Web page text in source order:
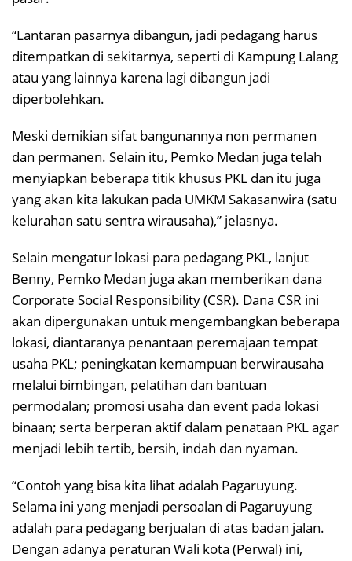
“Lantaran pasarnya dibangun, jadi pedagang harus
ditempatkan di sekitarnya, seperti di Kampung Lalang
atau yang lainnya karena lagi dibangun jadi
diperbolehkan.
Meski demikian sifat bangunannya non permanen
dan permanen. Selain itu, Pemko Medan juga telah
menyiapkan beberapa titik khusus PKL dan itu juga
yang akan kita lakukan pada UMKM Sakasanwira (satu
kelurahan satu sentra wirausaha),” jelasnya.
Selain mengatur lokasi para pedagang PKL, lanjut
Benny, Pemko Medan juga akan memberikan dana
Corporate Social Responsibility (CSR). Dana CSR ini
akan dipergunakan untuk mengembangkan beberapa
lokasi, diantaranya penantaan peremajaan tempat
usaha PKL; peningkatan kemampuan berwirausaha
melalui bimbingan, pelatihan dan bantuan
permodalan; promosi usaha dan event pada lokasi
binaan; serta berperan aktif dalam penataan PKL agar
menjadi lebih tertib, bersih, indah dan nyaman.
“Contoh yang bisa kita lihat adalah Pagaruyung.
Selama ini yang menjadi persoalan di Pagaruyung
adalah para pedagang berjualan di atas badan jalan.
Dengan adanya peraturan Wali kota (Perwal) ini,